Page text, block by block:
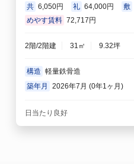
共 6,050円 礼 64,000円 敷
めやす賃料 72,717円
2階/2階建 31㎡ 9.32坪
構造 軽量鉄骨造
築年月
2026年7月 (0年1ヶ月)
日当たり良好